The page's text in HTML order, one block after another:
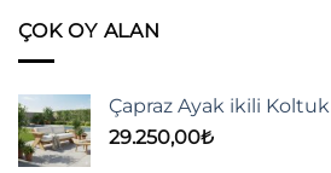
ÇOK OY ALAN
Çapraz Ayak ikili Koltuk
29.250,00₺